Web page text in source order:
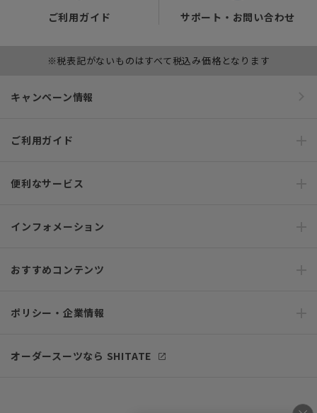
ご利用ガイド サポート・お問い合わせ
※税表記がないものはすべて税込み価格となります
キャンペーン情報
ご利用ガイド
便利なサービス
インフォメーション
おすすめコンテンツ
ポリシー・企業情報
オーダースーツなら SHITATE